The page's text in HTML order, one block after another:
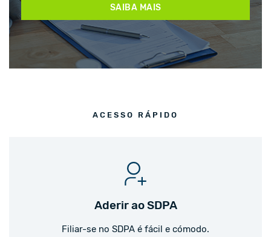
SAIBA MAIS
ACESSO RÁPIDO
Aderir ao SDPA
Filiar-se no SDPA é fácil e cómodo.